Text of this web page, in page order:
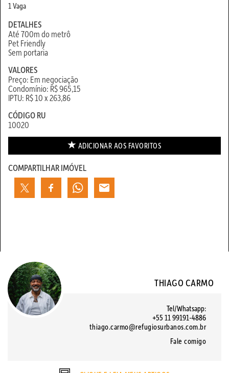
1 Vaga
DETALHES
Até 700m do metrô
Pet Friendly
Sem portaria
VALORES
Preço: Em negociação
Condomínio: R$ 965,15
IPTU: R$ 10 x 263,86
CÓDIGO RU
10020
ADICIONAR AOS FAVORITOS
COMPARTILHAR IMÓVEL
THIAGO CARMO
Tel/Whatsapp:
+55 11 99191-4886
thiago.carmo@refugiosurbanos.com.br
Fale comigo